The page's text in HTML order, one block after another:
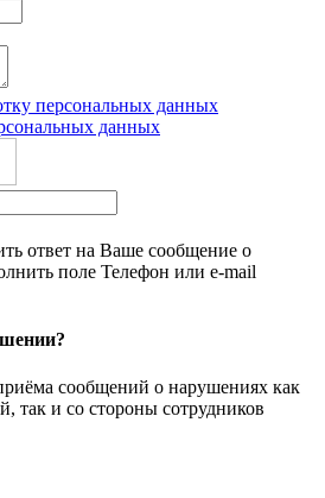
персональных данных
данных
ответ на Ваше сообщение о
поле Телефон или e-mail
сообщений о нарушениях как
так и со стороны сотрудников